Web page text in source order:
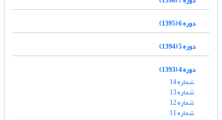
دوره 6 (1395)
دوره 5 (1394)
دوره 4 (1393)
شماره 14
شماره 13
شماره 12
شماره 11